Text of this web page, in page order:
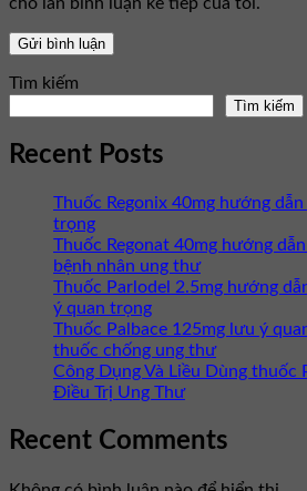
Tìm kiếm
Tìm kiếm
Recent Posts
Thuốc Regonix 40mg hướng
trọng
Thuốc Regonat 40mg hướng
bệnh nhân ung thư
Thuốc Parlodel 2.5mg hướng
ý quan trọng
Thuốc Palbace 125mg lưu ý
thuốc chống ung thư
Công Dụng Và Liều Dùng thuốc
Điều Trị Ung Thư
Recent Comments